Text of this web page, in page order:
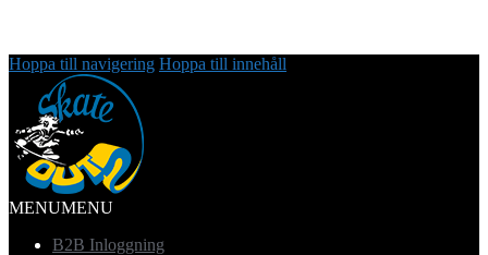
Hoppa till navigering Hoppa till innehåll
MENUMENU
B2B Inloggning